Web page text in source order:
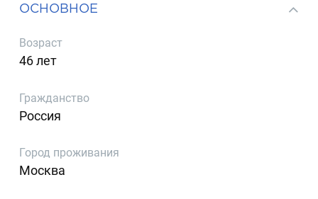
ОСНОВНОЕ
Возраст
46 лет
Гражданство
Россия
Город проживания
Москва